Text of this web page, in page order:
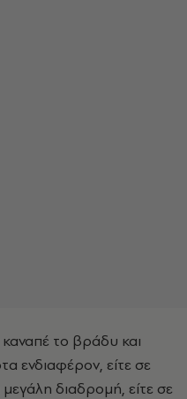
το βράδυ και
ενδιαφέρον, είτε σε
διαδρομή, είτε σε